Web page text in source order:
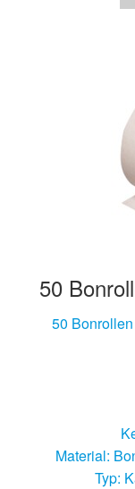
50
50
Material:
Typ: